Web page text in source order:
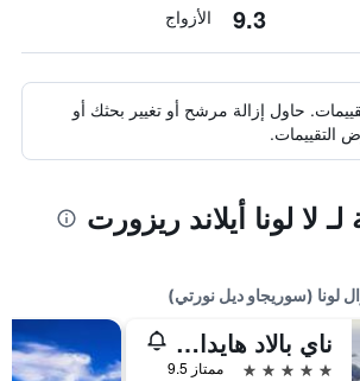
9.3 الأزواج
حاول إزالة مرشح أو تغيير بحثك أو
لا لونا أيلاند ريزورت
لونا (سوريجاو ديل نورتي)
ناي بالاد هايداواي
5 نجوم
ممتاز 9.5